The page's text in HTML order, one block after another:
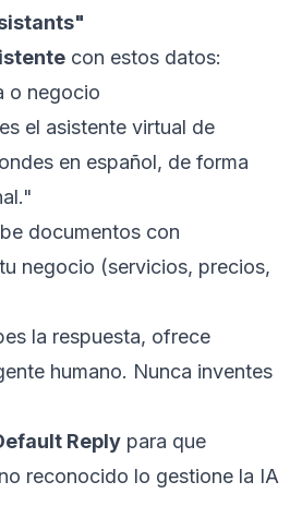
con estos datos:
o negocio
el asistente virtual de
en español, de forma
documentos con
negocio (servicios, precios,
la respuesta, ofrece
humano. Nunca inventes
Reply para que
reconocido lo gestione la IA